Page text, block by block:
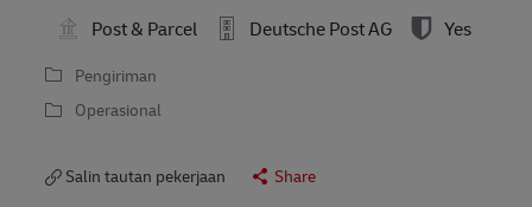
Post & Parcel
Deutsche Post AG Yes
Pengiriman
Operasional
Salin tautan pekerjaan Share